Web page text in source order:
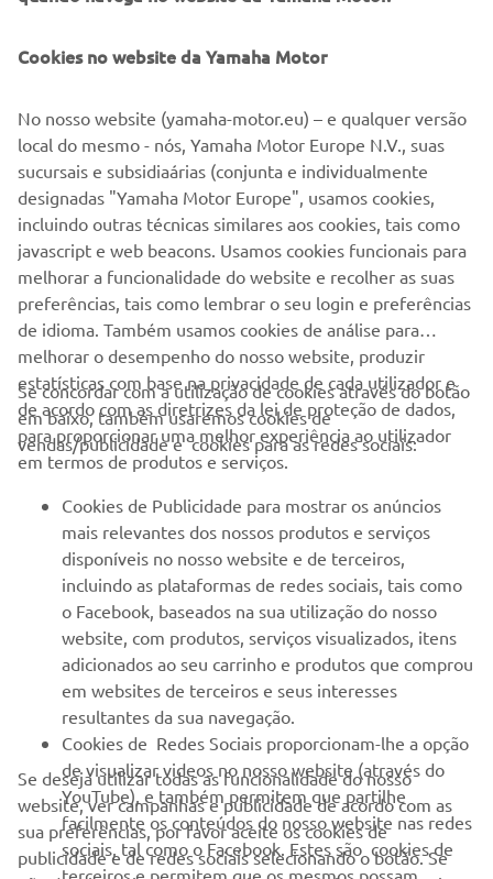
Whether you were there to witness the beginning of an exciting new
era for Yamaha’s product range and want to relive the moment, or you
missed it and would like to catch up – head over to our media website
where a selection of images from yesterday’s evening Press Première
can be found:
https://media.yamaha-
motor.eu/Media/EVENTS/Events_Exhibitions/EICMA
EMPRESA
MAIS YAMAHA
SERVIÇO E SUPORTE
NEWSLETTER
Seja o primeiro a saber das últimas ofertas, eventos especiais,
novos lançamentos e muito mais
SUBSCREVER
Cookies no website da Yamaha Motor
No nosso website (yamaha-motor.eu) – e qualquer versão
local do mesmo - nós, Yamaha Motor Europe N.V., suas
sucursais e subsidiaárias (conjunta e individualmente
designadas "Yamaha Motor Europe", usamos cookies,
incluindo outras técnicas similares aos cookies, tais como
javascript e web beacons. Usamos cookies funcionais para
melhorar a funcionalidade do website e recolher as suas
preferências, tais como lembrar o seu login e preferências
de idioma. Também usamos cookies de análise para
melhorar o desempenho do nosso website, produzir
estatísticas com base na privacidade de cada utilizador e
de acordo com as diretrizes da lei de proteção de dados,
para proporcionar uma melhor experiência ao utilizador
em termos de produtos e serviços.
Se concordar com a utilização de cookies através do botão
em baixo, também usaremos cookies de
vendas/publicidade e cookies para as redes sociais:
Cookies de Publicidade para mostrar os anúncios
mais relevantes dos nossos produtos e serviços
disponíveis no nosso website e de terceiros,
incluindo as plataformas de redes sociais, tais como
o Facebook, baseados na sua utilização do nosso
website, com produtos, serviços visualizados, itens
adicionados ao seu carrinho e produtos que comprou
em websites de terceiros e seus interesses
resultantes da sua navegação.
Cookies de Redes Sociais proporcionam-lhe a opção
de visualizar videos no nosso website (através do
YouTube), e também permitem que partilhe
facilmente os conteúdos do nosso website nas redes
sociais, tal como o Facebook. Estes são cookies de
terceiros e permitem que os mesmos possam
Se deseja utilizar todas as funcionalidade do nosso
website, ver campanhas e publicidade de acordo com as
sua preferências, por favor aceite os cookies de
publicidade e de redes sociais selecionando o botão. Se